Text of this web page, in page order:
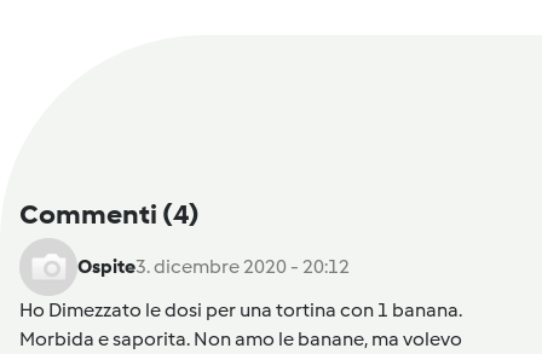
Commenti (4)
Ospite3. dicembre 2020 - 20:12
Ho Dimezzato le dosi per una tortina con 1 banana.
Morbida e saporita. Non amo le banane, ma volevo